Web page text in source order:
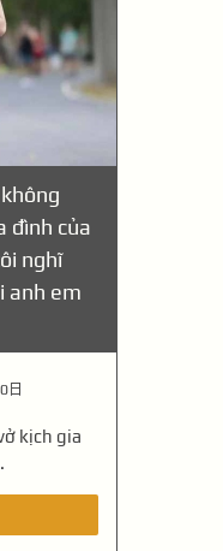
đình của
nghĩ
anh em
日
kịch gia